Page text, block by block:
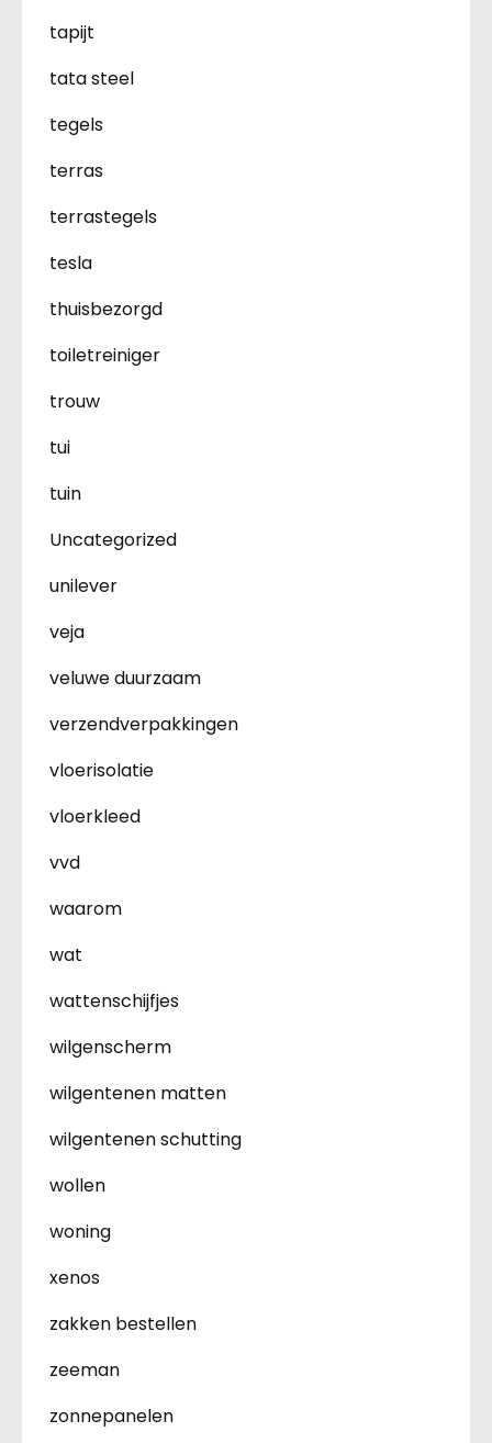
tapijt
tata steel
tegels
terras
terrastegels
tesla
thuisbezorgd
toiletreiniger
trouw
tui
tuin
Uncategorized
unilever
veja
veluwe duurzaam
verzendverpakkingen
vloerisolatie
vloerkleed
vvd
waarom
wat
wattenschijfjes
wilgenscherm
wilgentenen matten
wilgentenen schutting
wollen
woning
xenos
zakken bestellen
zeeman
zonnepanelen